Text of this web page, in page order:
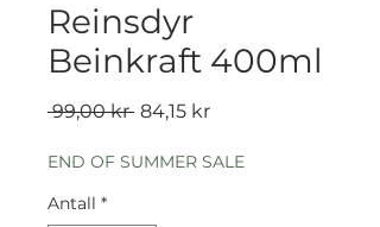
Reinsdyr
Beinkraft 400ml
99,00 kr Vanlig
84,15 krSalgspris
END OF SUMMER SALE
Antall *